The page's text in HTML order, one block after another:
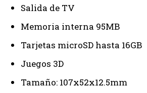
Salida de TV
Memoria interna 95MB
Tarjetas microSD hasta 16GB
Juegos 3D
Tamaño: 107x52x12.5mm